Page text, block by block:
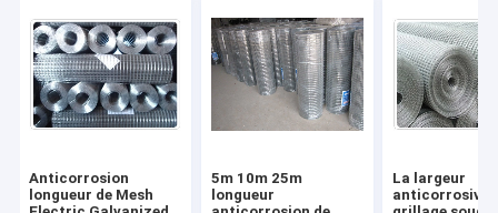
Anticorrosion
longueur de Mesh
5m 10m 25m
longueur
La largeur
anticorrosive